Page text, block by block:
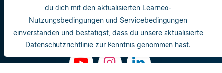
du dich mit den aktualisierten Learneo-
Nutzungsbedingungen und Servicebedingungen
einverstanden und bestätigst, dass du unsere aktualisierte
Datenschutzrichtlinie zur Kenntnis genommen hast.
Plagiatsprüfung
Plagiatsprüfung
Kontakt